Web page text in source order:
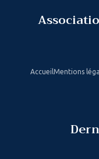
AccueilMentions